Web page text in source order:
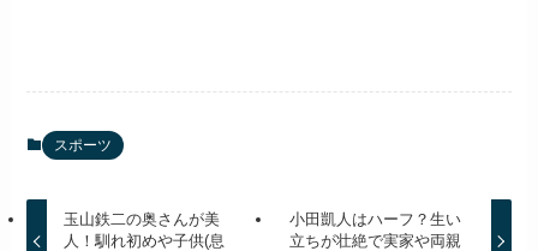
スポーツ
玉山鉄二の奥さんが美
人！馴れ初めや子供(息
小田凱人はハーフ？生い
立ちが壮絶で実家や両親